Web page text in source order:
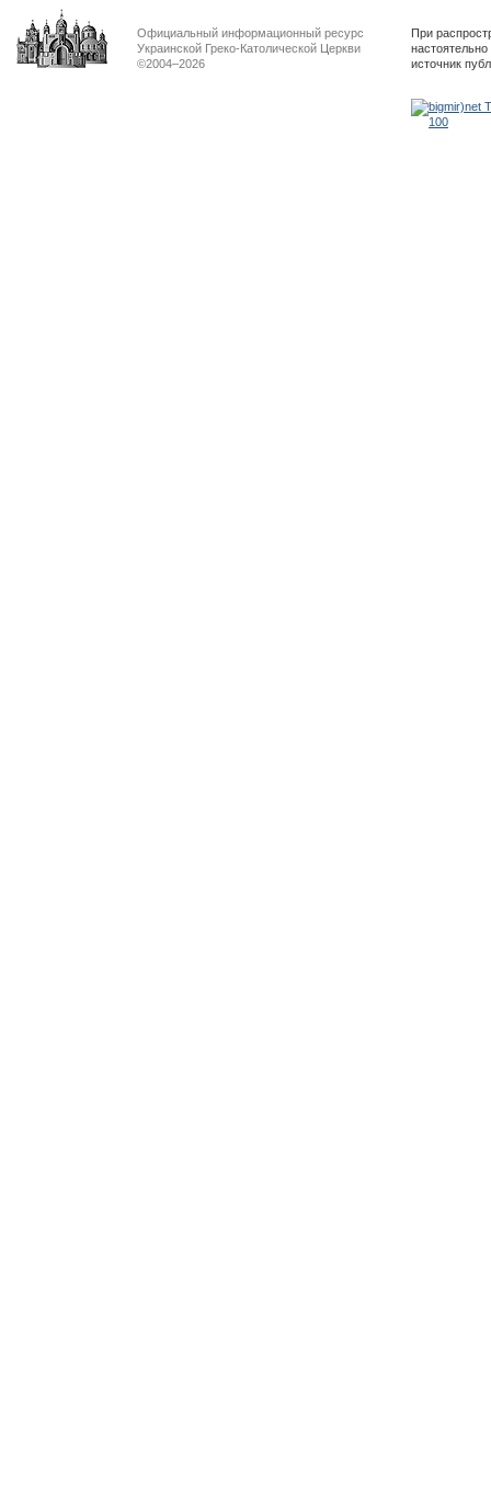
Официальный информационный ресурс
Украинской Греко-Католической Церкви
©2004–2026
При
источник